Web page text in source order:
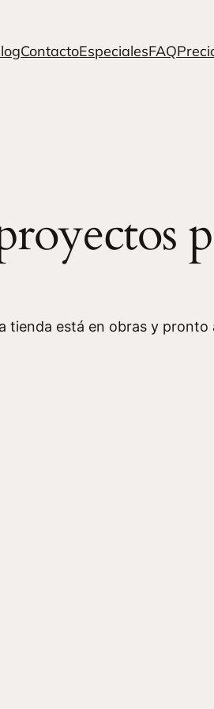
ContactoEspecialesFAQ
tienda está en obras y pronto